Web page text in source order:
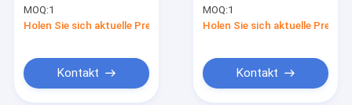
Finanzausrüstung
MOQ:1
Holen Sie sich aktuelle Preis
Kontakt
S.ROLR ASSY 2845V
MOQ:1
Holen Sie sich aktuelle Preis
Kontakt